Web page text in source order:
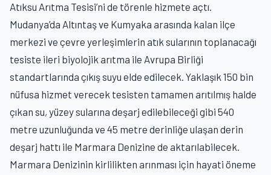
Atıksu Arıtma Tesisi’ni de törenle hizmete açtı.
Mudanya’da Altıntaş ve Kumyaka arasında kalan ilçe
merkezi ve çevre yerleşimlerin atık sularının toplanacağı
tesiste ileri biyolojik arıtma ile Avrupa Birliği
standartlarında çıkış suyu elde edilecek. Yaklaşık 150 bin
nüfusa hizmet verecek tesisten tamamen arıtılmış halde
çıkan su, yüzey sularına deşarj edilebileceği gibi 540
metre uzunluğunda ve 45 metre derinliğe ulaşan derin
deşarj hattı ile Marmara Denizine de aktarılabilecek.
Marmara Denizinin kirlilikten arınması için hayati öneme